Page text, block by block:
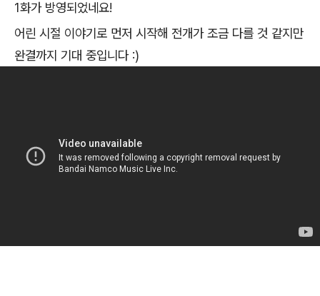
1화가 방영되었네요!
어린 시절 이야기로 먼저 시작해 전개가 조금 다를 것 같지만
완결까지 기대 중입니다 :)